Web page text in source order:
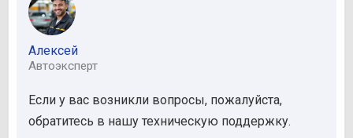
Алексей
Автоэксперт
Если у вас возникли вопросы, пожалуйста,
обратитесь в нашу техническую поддержку.